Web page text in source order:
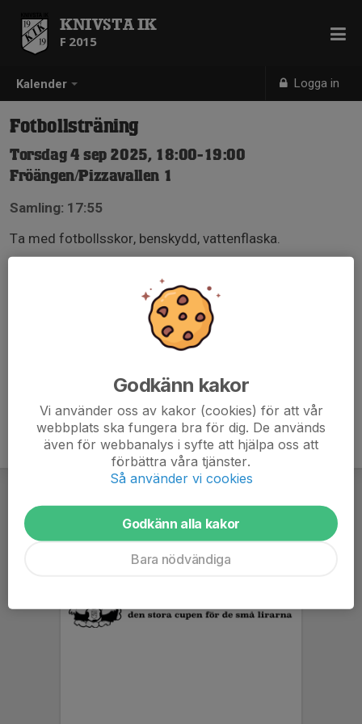
Kalender Logga in
KNIVSTA IK
F 2015
Fotbollsträning
Torsdag 4 sep 2025, 18:00-19:00
Fröängen/Pizzavallen 1
Samling: 17:55
Ta med fotbollsskor, benskydd, vattenflaska.
Godkänn kakor
Vi använder oss av kakor (cookies) för att vår
webbplats ska fungera bra för dig. De används
även för webbanalys i syfte att hjälpa oss att
förbättra våra tjänster.
Så använder vi cookies
Godkänn alla kakor
Bara nödvändiga